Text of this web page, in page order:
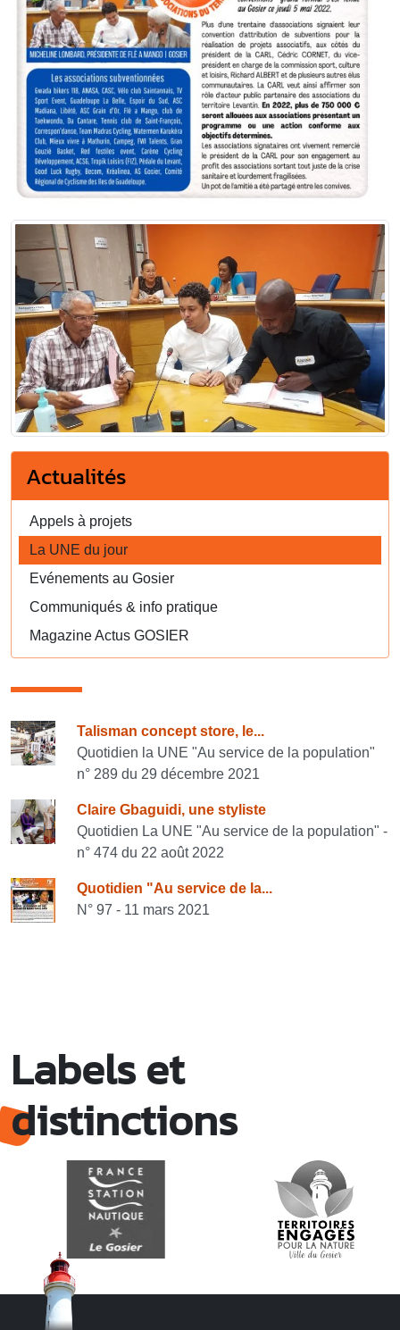
Actualités
Appels à projets
La UNE du jour
Evénements au Gosier
Communiqués & info pratique
Magazine Actus GOSIER
Consulter également
Talisman concept store, le...
Quotidien la UNE "Au service de la population"
n° 289 du 29 décembre 2021
Claire Gbaguidi, une styliste
Quotidien La UNE "Au service de la population" -
n° 474 du 22 août 2022
Quotidien "Au service de la...
N° 97 - 11 mars 2021
Labels et
distinctions